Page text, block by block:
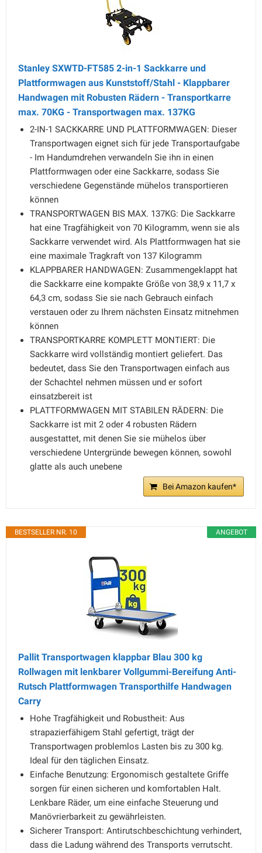
Stanley SXWTD-FT585 2-in-1 Sackkarre und
Plattformwagen aus Kunststoff/Stahl - Klappbarer
Handwagen mit Robusten Rädern - Transportkarre
max. 70KG - Transportwagen max. 137KG
2-IN-1 SACKKARRE UND PLATTFORMWAGEN: Dieser
Transportwagen eignet sich für jede Transportaufgabe
- Im Handumdrehen verwandeln Sie ihn in einen
Plattformwagen oder eine Sackkarre, sodass Sie
verschiedene Gegenstände mühelos transportieren
können
TRANSPORTWAGEN BIS MAX. 137KG: Die Sackkarre
hat eine Tragfähigkeit von 70 Kilogramm, wenn sie als
Sackkarre verwendet wird. Als Plattformwagen hat sie
eine maximale Tragkraft von 137 Kilogramm
KLAPPBARER HANDWAGEN: Zusammengeklappt hat
die Sackkarre eine kompakte Größe von 38,9 x 11,7 x
64,3 cm, sodass Sie sie nach Gebrauch einfach
verstauen oder zu Ihrem nächsten Einsatz mitnehmen
können
TRANSPORTKARRE KOMPLETT MONTIERT: Die
Sackkarre wird vollständig montiert geliefert. Das
bedeutet, dass Sie den Transportwagen einfach aus
der Schachtel nehmen müssen und er sofort
einsatzbereit ist
PLATTFORMWAGEN MIT STABILEN RÄDERN: Die
Sackkarre ist mit 2 oder 4 robusten Rädern
ausgestattet, mit denen Sie sie mühelos über
verschiedene Untergründe bewegen können, sowohl
glatte als auch unebene
Bei Amazon kaufen*
ANGEBOT
BESTSELLER NR. 10
Pallit Transportwagen klappbar Blau 300 kg
Rollwagen mit lenkbarer Vollgummi-Bereifung Anti-
Rutsch Plattformwagen Transporthilfe Handwagen
Carry
Hohe Tragfähigkeit und Robustheit: Aus
strapazierfähigem Stahl gefertigt, trägt der
Transportwagen problemlos Lasten bis zu 300 kg.
Ideal für den täglichen Einsatz.
Einfache Benutzung: Ergonomisch gestaltete Griffe
sorgen für einen sicheren und komfortablen Halt.
Lenkbare Räder, um eine einfache Steuerung und
Manövrierbarkeit zu gewährleisten.
Sicherer Transport: Antirutschbeschichtung verhindert,
dass die Ladung während des Transports verrutscht.